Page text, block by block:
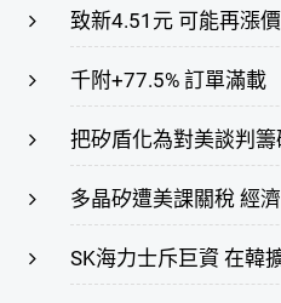
致新4.51元 可能再漲價
千附+77.5% 訂單滿載
把矽盾化為對美談判籌
多晶矽遭美課關稅 經
SK海力士斥巨資 在韓